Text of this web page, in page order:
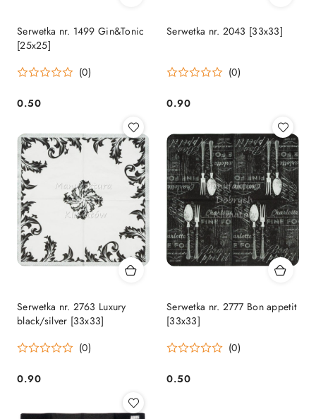
Serwetka nr. 1499 Gin&Tonic
[25x25]
(0)
Cena:
0.50
Serwetka nr. 2043 [33x33]
(0)
Cena:
0.90
Serwetka nr. 2763 Luxury
black/silver [33x33]
(0)
Cena:
0.90
Serwetka nr. 2777 Bon appetit
[33x33]
(0)
Cena:
0.50